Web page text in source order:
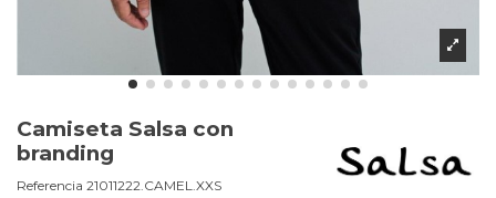
Camiseta Salsa con
branding
Referencia 21011222.CAMEL.XXS